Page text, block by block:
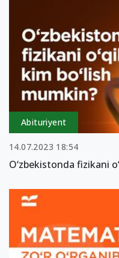
Abituriyent
14.07.2023 18:54
O‘zbekistonda fizikani